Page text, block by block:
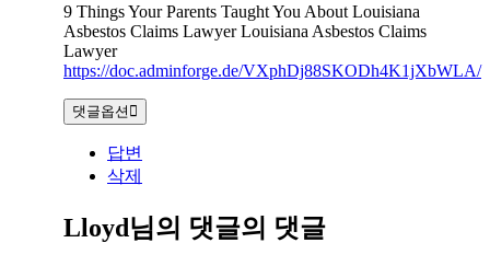
9 Things Your Parents Taught You About Louisiana
Asbestos Claims Lawyer Louisiana Asbestos Claims
Lawyer
https://doc.adminforge.de/VXphDj88SKODh4K1jXbWLA/
댓글옵션
답변
삭제
Lloyd님의 댓글의 댓글